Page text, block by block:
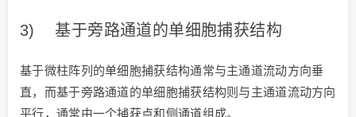
3) 基于旁路通道的单细胞捕获结构
基于微柱阵列的单细胞捕获结构通常与主通道流动方向垂
直，而基于旁路通道的单细胞捕获结构则与主通道流动方向
平行，通常由一个捕获点和侧通道组成。